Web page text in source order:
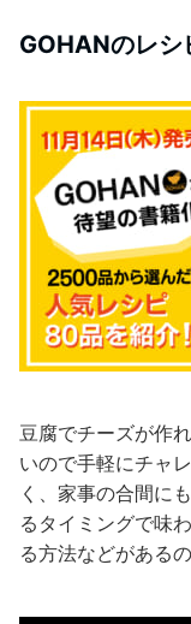
GOHANのレシ
豆腐でチーズが作
いので手軽にチャ
く、家事の合間に
るタイミングで味
る方法などがある